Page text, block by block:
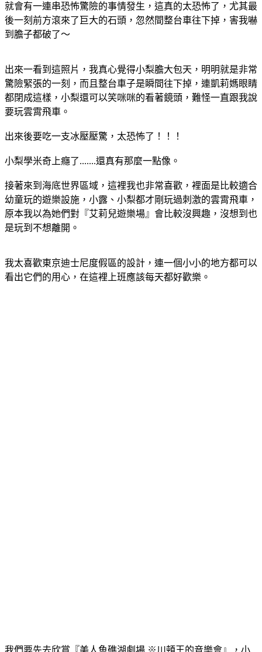
就會有一連串恐怖驚險的事情發生，這真的太恐怖了，尤其最
後一刻前方滾來了巨大的石頭，忽然間整台車往下掉，害我嚇
到膽子都破了～
出來一看到這照片，我真心覺得小梨膽大包天，明明就是非常
驚險緊張的一刻，而且整台車子是瞬間往下掉，連凱莉媽眼睛
都閉成這樣，小梨還可以笑咪咪的看著鏡頭，難怪一直跟我說
要玩雲霄飛車。
出來後要吃一支冰壓壓驚，太恐怖了！！！
小梨學米奇上癮了.......還真有那麼一點像。
接著來到海底世界區域，這裡我也非常喜歡，裡面是比較適合
幼童玩的遊樂設施，小露、小梨都才剛玩過刺激的雲霄飛車，
原本我以為她們對『艾莉兒遊樂場』會比較沒興趣，沒想到也
是玩到不想離開。
我太喜歡東京迪士尼度假區的設計，連一個小小的地方都可以
看出它們的用心，在這裡上班應該每天都好歡樂。
我們要先去欣賞『美人魚礁湖劇場 ※川頓王的音樂會』，小